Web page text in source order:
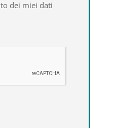
dei miei dati